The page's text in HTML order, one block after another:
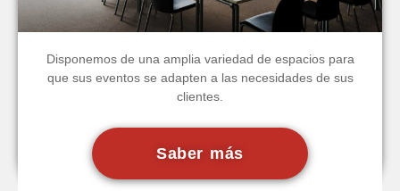
Disponemos de una amplia variedad de espacios para
que sus eventos se adapten a las necesidades de sus
clientes.
Saber más